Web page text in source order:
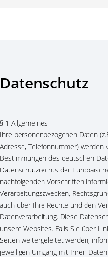
Datenschutz
§ 1 Allgemeines
Ihre personenbezogenen Daten
Adresse, Telefonnummer) werden
Bestimmungen des deutschen
Datenschutzrechts der
nachfolgenden Vorschriften
Verarbeitungszwecken,
auch über Ihre Rechte und den
Datenverarbeitung. Diese
unsere Websites. Falls Sie über
Seiten weitergeleitet werden,
jeweiligen Umgang mit Ihren Daten.